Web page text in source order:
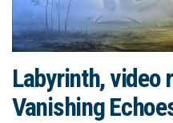
Labyrinth, video
Vanishing